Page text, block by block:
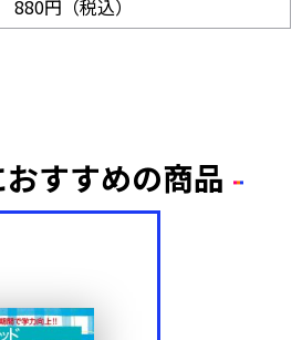
880円（税込）
すすめの商品